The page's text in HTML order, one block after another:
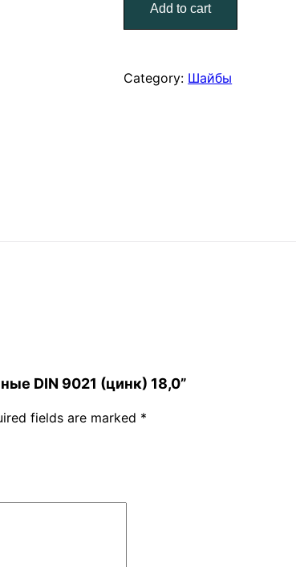
9021
(цинк)
quantity
Add to cart
Category: Шайбы
DIN 9021 (цинк) 18,0”
fields are marked *